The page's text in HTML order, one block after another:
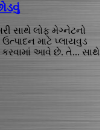
સાથે લોફ મેગ્નેટનો
માટે પ્લાયવુડ
કરવામાં આવે છે. તે... સાથે